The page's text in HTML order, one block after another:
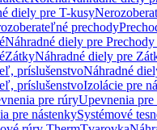
diely pre T-kusy
prechody
Náhradné diely pre Prechody
ZátkyNáhradné diely pre
príslušenstvoNáhradné
príslušenstvoIzolácie pre
pre rúryUpevnenia pre
pre nástenkySystémové